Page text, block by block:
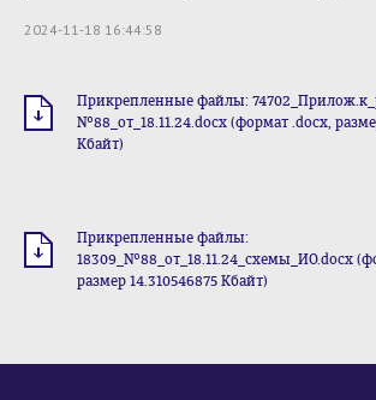
2024-11-18 16:44:58
Прикрепленные файлы:
№88_от_18.11.24.docx (формат .docx,
Кбайт)
Прикрепленные файлы:
18309_№88_от_18.11.24_схемы_ИО.docx
размер 14.310546875 Кбайт)